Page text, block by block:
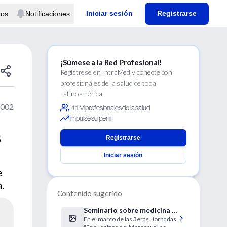
Notificaciones Iniciar sesión Registrarse
¡Súmese a la Red Profesional!
Regístrese en IntraMed y conecte con
profesionales de la salud de toda
Latinoamérica.
+1.1 M profesionales de la salud
Impulse su perfil
Registrarse
Iniciar sesión
Contenido sugerido
Seminario sobre medicina y
periodismo
En el marco de las 3eras. Jornadas